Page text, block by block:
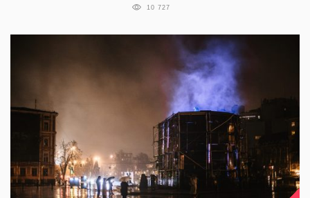
10 727